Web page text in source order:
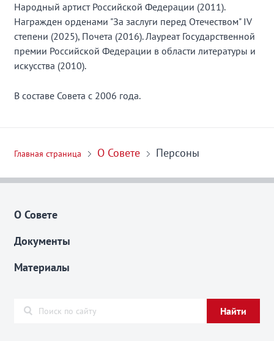
Народный артист Российской Федерации (2011).
Награжден орденами "За заслуги перед Отечеством" IV
степени (2025), Почета (2016). Лауреат Государственной
премии Российской Федерации в области литературы и
искусства (2010).
В составе Совета с 2006 года.
Главная страница О Совете Персоны
О Совете
Документы
Материалы
Найти